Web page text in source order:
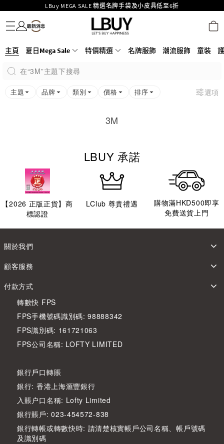
LBuy MEGA SALE 精選名牌手袋及小皮具低至6折
Goyard Hobo / Hobo Mini人氣限量特別版限時原價低至75折!
LBuy呈獻 - Hermès 及 Chanel 手袋及首飾原價低至6折，立即入手!
426號舖！
MOKO 1樓175號鋪旗艦店特設名牌Hermès、CHANEL及LV專區！
購物滿HKD500即享免運費！
名牌服飾
潮流服飾
童裝
護膚美妝
香水香薰
個人護理
母嬰護理
遊戲及精品玩具
文儀用品
家居生活
電子產品
美食
醫藥保健
運動與戶外用品
主頁 夏日Mega Sale 特價精選 名牌服飾 潮流服飾 童裝
在“3M”主題下搜尋
主題 品牌 類別 價格 排序 選項
3M
LBUY 承諾
【2026 正版正貨】商
標認證
LClub 尊貴禮遇
購物滿HKD500即享
免費送貨上門
關於我們
顧客服務
付款方式
轉數快 FPS
FPS手機號碼識別碼: 98888342
FPS識別碼: 161721063
FPS公司名稱: LOFTY LIMITED
銀行戶口轉賬
銀行: 香港上海滙豐銀行
入賬户口名稱: Lofty Limited
銀行賬戶: 023-454572-838
銀行轉帳或轉數快時: 請清楚核實帳戶公司名稱、帳戶號碼
及識別碼